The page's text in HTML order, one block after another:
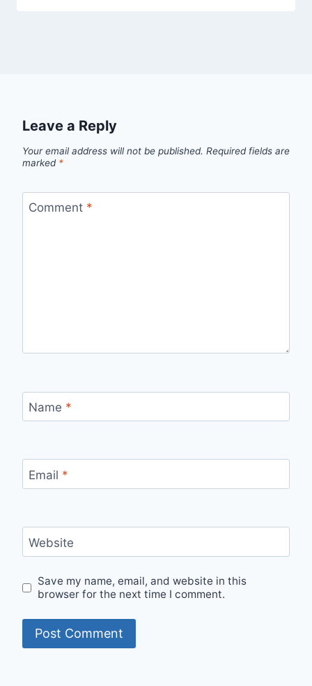
Leave a Reply
Your email address will not be published. Required fields are
marked *
Comment *
Name *
Email *
Website
Save my name, email, and website in this
browser for the next time I comment.